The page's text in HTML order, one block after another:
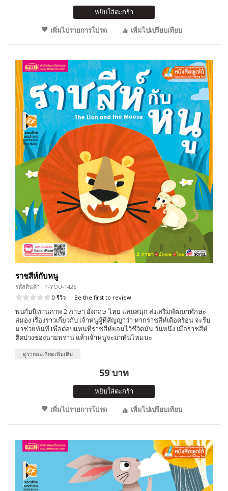
หยิบใส่ตะกร้า
เพิ่มไปรายการโปรด
เพิ่มไปเปรียบเทียบ
ราชสีห์กับหนู
รหัสสินค้า : P-YOU-1425
0 รีวิว | Be the first to review
พบกับนิทานภาพ 2 ภาษา อังกฤษ-ไทย แสนสนุก ส่งเสริมพัฒนาทักษะ
สมอง เรื่องราวเกี่ยวกับ เจ้าหนูผู้ที่สัญญาว่า หากราชสีห์เดือดร้อน จะรีบ
มาช่วยทันที เพื่อตอบแทนที่ราชสีห์ยอมไว้ชีวิตมัน วันหนึ่ง เมื่อราชสีห์
ติดบ่วงของนายพราน แล้วเจ้าหนูจะมาทันไหมนะ
ดูรายละเอียดเพิ่มเติม
59 บาท
หยิบใส่ตะกร้า
เพิ่มไปรายการโปรด
เพิ่มไปเปรียบเทียบ